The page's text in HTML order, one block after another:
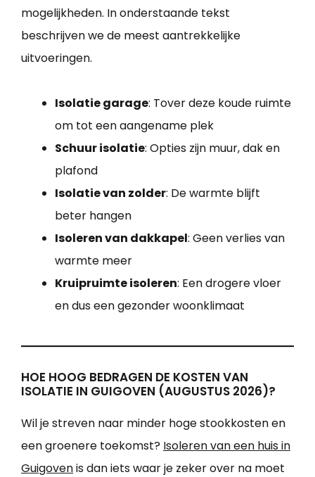
mogelijkheden. In onderstaande tekst
beschrijven we de meest aantrekkelijke
uitvoeringen.
Isolatie garage: Tover deze koude ruimte
om tot een aangename plek
Schuur isolatie: Opties zijn muur, dak en
plafond
Isolatie van zolder: De warmte blijft
beter hangen
Isoleren van dakkapel: Geen verlies van
warmte meer
Kruipruimte isoleren: Een drogere vloer
en dus een gezonder woonklimaat
HOE HOOG BEDRAGEN DE KOSTEN VAN
ISOLATIE IN GUIGOVEN (AUGUSTUS 2026)?
Wil je streven naar minder hoge stookkosten en
een groenere toekomst? Isoleren van een huis in
Guigovenis dan iets waar je zeker over na moet